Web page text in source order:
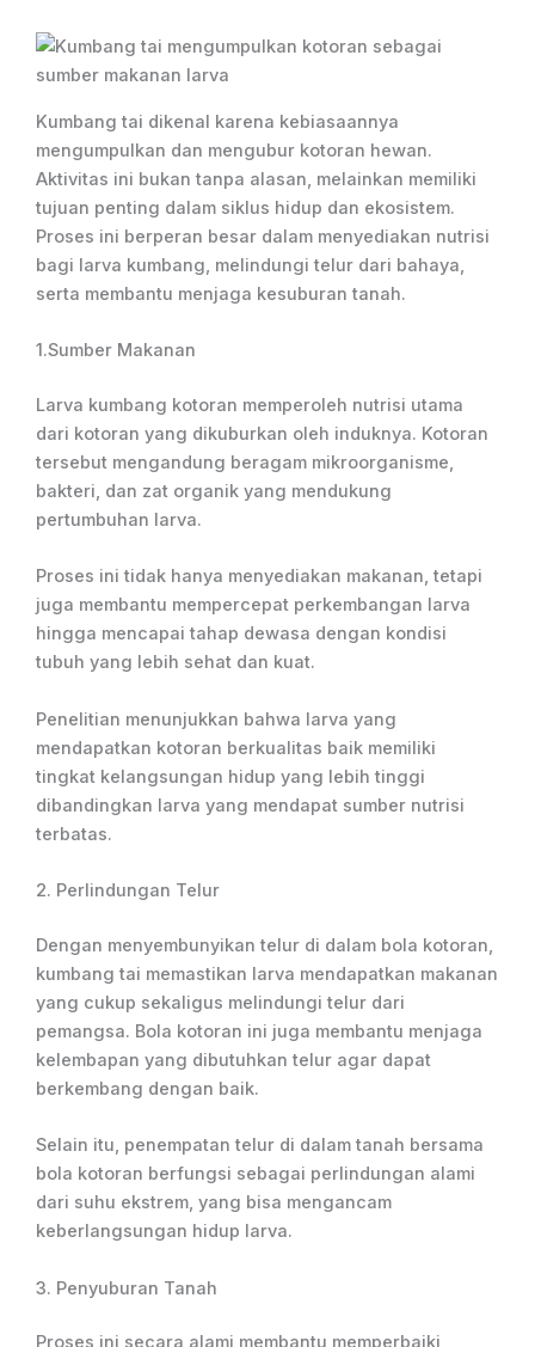
Kumbang tai dikenal karena kebiasaannya
mengumpulkan dan mengubur kotoran hewan.
Aktivitas ini bukan tanpa alasan, melainkan memiliki
tujuan penting dalam siklus hidup dan ekosistem.
Proses ini berperan besar dalam menyediakan nutrisi
bagi larva kumbang, melindungi telur dari bahaya,
serta membantu menjaga kesuburan tanah.
1.Sumber Makanan
Larva kumbang kotoran memperoleh nutrisi utama
dari kotoran yang dikuburkan oleh induknya. Kotoran
tersebut mengandung beragam mikroorganisme,
bakteri, dan zat organik yang mendukung
pertumbuhan larva.
Proses ini tidak hanya menyediakan makanan, tetapi
juga membantu mempercepat perkembangan larva
hingga mencapai tahap dewasa dengan kondisi
tubuh yang lebih sehat dan kuat.
Penelitian menunjukkan bahwa larva yang
mendapatkan kotoran berkualitas baik memiliki
tingkat kelangsungan hidup yang lebih tinggi
dibandingkan larva yang mendapat sumber nutrisi
terbatas.
2. Perlindungan Telur
Dengan menyembunyikan telur di dalam bola kotoran,
kumbang tai memastikan larva mendapatkan makanan
yang cukup sekaligus melindungi telur dari
pemangsa. Bola kotoran ini juga membantu menjaga
kelembapan yang dibutuhkan telur agar dapat
berkembang dengan baik.
Selain itu, penempatan telur di dalam tanah bersama
bola kotoran berfungsi sebagai perlindungan alami
dari suhu ekstrem, yang bisa mengancam
keberlangsungan hidup larva.
3. Penyuburan Tanah